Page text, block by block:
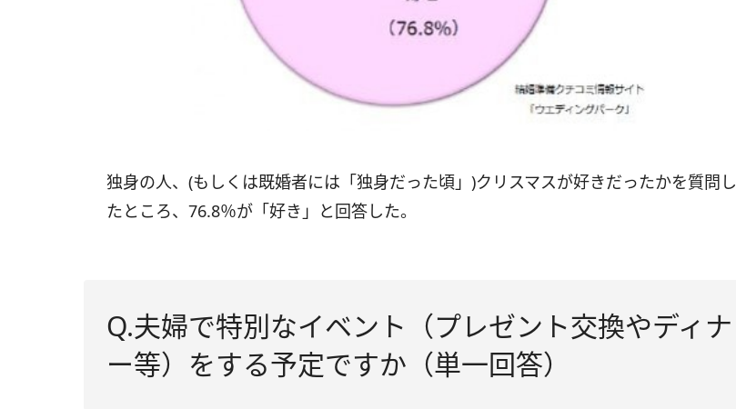
独身の人、(もしくは既婚者には「独身だった頃」)クリスマスが好きだったかを質問し
たところ、76.8％が「好き」と回答した。
Q.夫婦で特別なイベント（プレゼント交換やディナ
ー等）をする予定ですか（単一回答）